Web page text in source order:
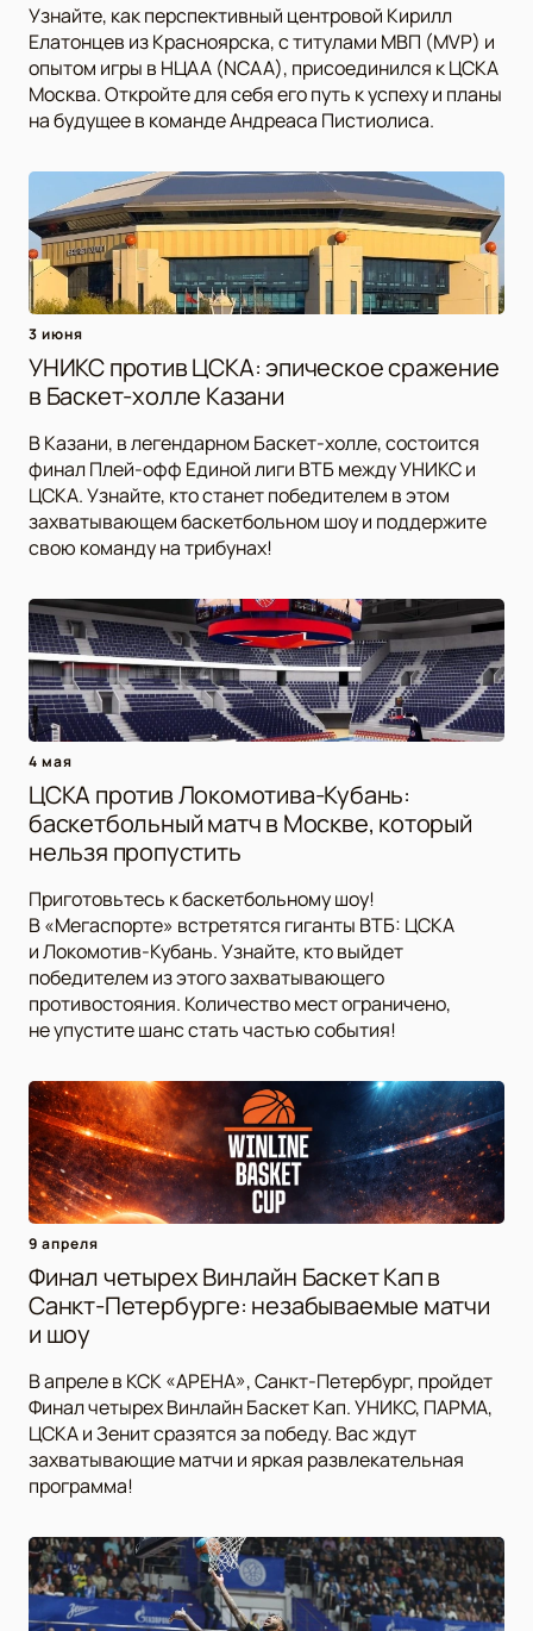
Узнайте, как перспективный центровой Кирилл
Елатонцев из Красноярска, с титулами МВП (MVP) и
опытом игры в НЦАА (NCAA), присоединился к ЦСКА
Москва. Откройте для себя его путь к успеху и планы
на будущее в команде Андреаса Пистиолиса.
3 июня
УНИКС против ЦСКА: эпическое сражение
в Баскет-холле Казани
В Казани, в легендарном Баскет-холле, состоится
финал Плей-офф Единой лиги ВТБ между УНИКС и
ЦСКА. Узнайте, кто станет победителем в этом
захватывающем баскетбольном шоу и поддержите
свою команду на трибунах!
4 мая
ЦСКА против Локомотива-Кубань:
баскетбольный матч в Москве, который
нельзя пропустить
Приготовьтесь к баскетбольному шоу!
В «Мегаспорте» встретятся гиганты ВТБ: ЦСКА
и Локомотив-Кубань. Узнайте, кто выйдет
победителем из этого захватывающего
противостояния. Количество мест ограничено,
не упустите шанс стать частью события!
9 апреля
Финал четырех Винлайн Баскет Кап в
Санкт-Петербурге: незабываемые матчи
и шоу
В апреле в КСК «АРЕНА», Санкт-Петербург, пройдет
Финал четырех Винлайн Баскет Кап. УНИКС, ПАРМА,
ЦСКА и Зенит сразятся за победу. Вас ждут
захватывающие матчи и яркая развлекательная
программа!